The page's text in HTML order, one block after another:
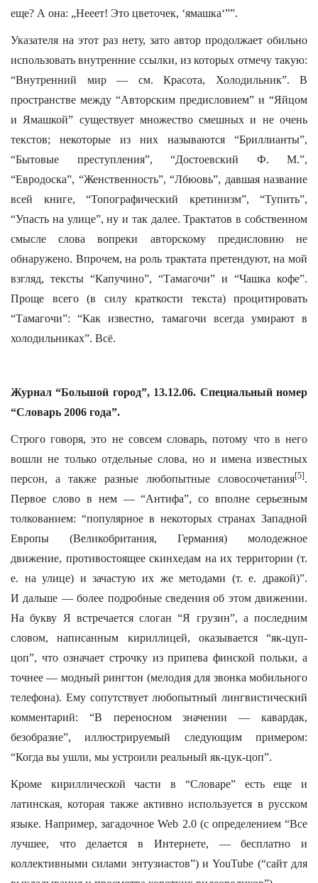
еще? А она: „Нееет! Это цветочек, ‘ямашка‘””.
Указателя на этот раз нету, зато автор продолжает обильно
использовать внутренние ссылки, из которых отмечу такую:
“Внутренний мир — см. Красота, Холодильник”. В
пространстве между “Авторским предисловием” и “Яйцом
и Ямашкой” существует множество смешных и не очень
текстов; некоторые из них называются “Бриллианты”,
“Бытовые преступления”, “Достоевский Ф. М.”,
“Евродоска”, “Женственность”, “Лбюовь”, давшая название
всей книге, “Топографический кретинизм”, “Тупить”,
“Упасть на улице”, ну и так далее. Трактатов в собственном
смысле слова вопреки авторскому предисловию не
обнаружено. Впрочем, на роль трактата претендуют, на мой
взгляд, тексты “Капучино”, “Тамагочи” и “Чашка кофе”.
Проще всего (в силу краткости текста) процитировать
“Тамагочи”: “Как известно, тамагочи всегда умирают в
холодильниках”. Всё.
Журнал “Большой город”, 13.12.06. Специальный номер
“Словарь 2006 года”.
Строго говоря, это не совсем словарь, потому что в него
вошли не только отдельные слова, но и имена известных
персон, а также разные любопытные словосочетания[5].
Первое слово в нем — “Антифа”, со вполне серьезным
толкованием: “популярное в некоторых странах Западной
Европы (Великобритания, Германия) молодежное
движение, противостоящее скинхедам на их территории (т.
е. на улице) и зачастую их же методами (т. е. дракой)”.
И дальше — более подробные сведения об этом движении.
На букву Я встречается слоган “Я грузин”, а последним
словом, написанным кириллицей, оказывается “як-цуп-
цоп”, что означает строчку из припева финской польки, а
точнее — модный рингтон (мелодия для звонка мобильного
телефона). Ему сопутствует любопытный лингвистический
комментарий: “В переносном значении — кавардак,
безобразие”, иллюстрируемый следующим примером:
“Когда вы ушли, мы устроили реальный як-цук-цоп”.
Кроме кириллической части в “Словаре” есть еще и
латинская, которая также активно используется в русском
языке. Например, загадочное Web 2.0 (с определением “Все
лучшее, что делается в Интернете, — бесплатно и
коллективными силами энтузиастов”) и YouTube (“сайт для